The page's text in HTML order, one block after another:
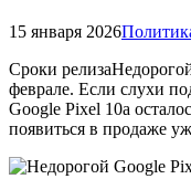
15 января 2026
Сроки
феврале. Если слухи
Google Pixel 10a
появиться в продаже